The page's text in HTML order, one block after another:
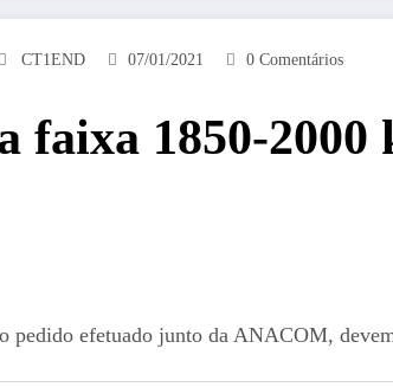
CT1END 07/01/2021 0 Comentários
faixa 1850-2000
pedido efetuado junto da ANACOM,